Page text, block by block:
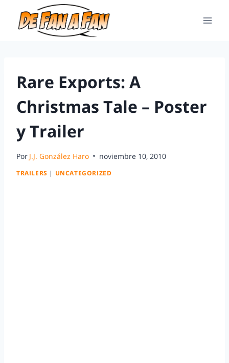
Rare Exports: A
Christmas Tale – Poster
y Trailer
Por J.J. González Haro noviembre 10, 2010
TRAILERS | UNCATEGORIZED